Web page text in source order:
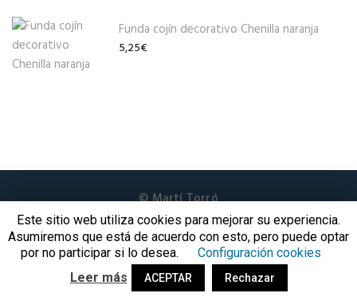
Funda cojín decorativo Chenilla naranja
5,25€
© Martí Torró
Aviso legal|Política de privacidad|Política de cookies|
Términos y Condiciones
¡Síguenos!
Este sitio web utiliza cookies para mejorar su experiencia.
Asumiremos que está de acuerdo con esto, pero puede optar
por no participar si lo desea.
Configuración cookies
Leer más
ACEPTAR Rechazar